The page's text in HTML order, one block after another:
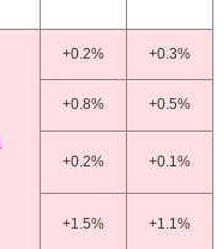
+0.2% +0.3%
+0.8% +0.5%
+0.2% +0.1%
+1.5% +1.1%